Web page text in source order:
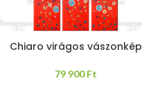
Chiaro virágos vászonkép
79 900Ft